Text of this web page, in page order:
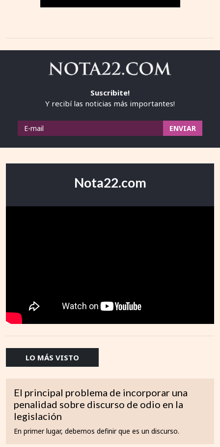
Suscribite!
Y recibí las noticias más importantes!
Nota22.com
LO MÁS VISTO
El principal problema de incorporar una
penalidad sobre discurso de odio en la
legislación
En primer lugar, debemos definir que es un discurso.